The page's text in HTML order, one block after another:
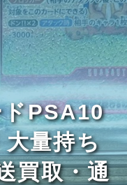
PSA10
量持ち
買取・通